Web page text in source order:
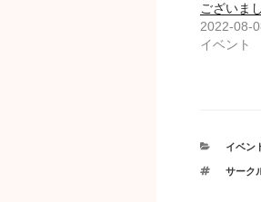
ございま
2022-08-
イベント
カ
ゴ
イベン
タ
サーク